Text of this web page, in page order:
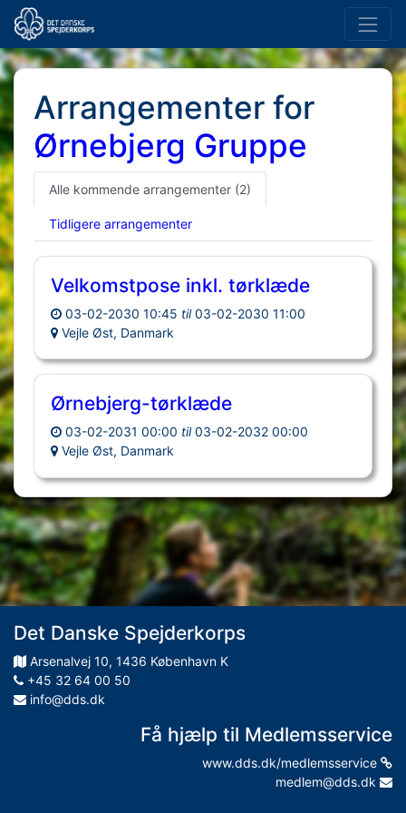
Arrangementer for
Ørnebjerg Gruppe
Alle kommende arrangementer (2)
Tidligere arrangementer
Velkomstpose inkl. tørklæde
03-02-2030 10:45 til 03-02-2030 11:00
Vejle Øst, Danmark
Ørnebjerg-tørklæde
03-02-2031 00:00 til 03-02-2032 00:00
Vejle Øst, Danmark
Det Danske Spejderkorps
Arsenalvej 10, 1436 København K
+45 32 64 00 50
info@dds.dk
Få hjælp til Medlemsservice
www.dds.dk/medlemsservice
medlem@dds.dk